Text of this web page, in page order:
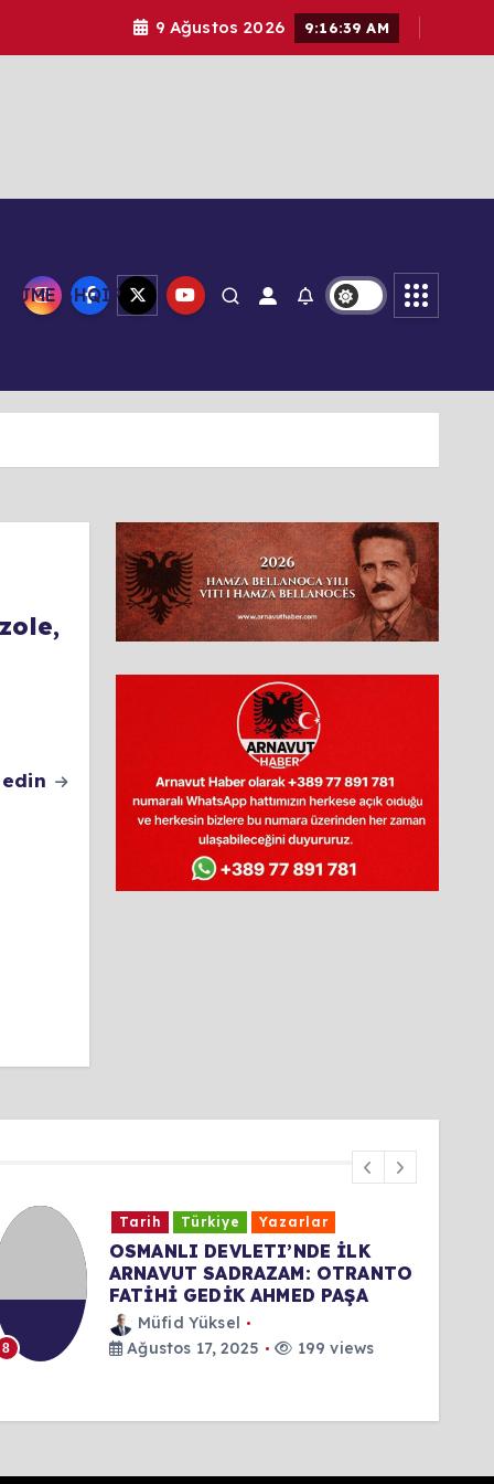
9 Ağustos 2026 9:16:39 AM
SHQIP
8
Tarih Türkiye Yazarlar
OSMANLI DEVLETI’NDE İLK
ARNAVUT SADRAZAM: OTRANTO
FATİHİ GEDİK AHMED PAŞA
Müfid Yüksel
Ağustos 17, 2025
199 views